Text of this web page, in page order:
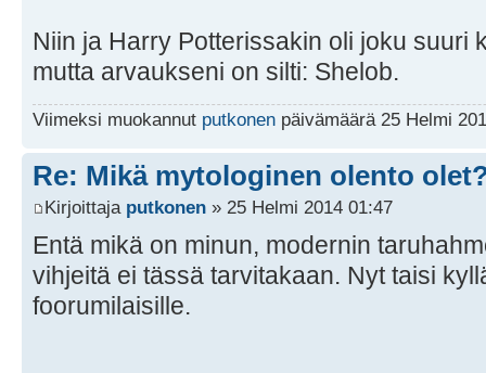
Niin ja Harry Potterissakin oli joku suuri
mutta arvaukseni on silti: Shelob.
Viimeksi muokannut putkonen päivämäärä 25 Helmi
Re: Mikä mytologinen olento
Kirjoittaja putkonen » 25 Helmi 2014 01:47
Entä mikä on minun, modernin
vihjeitä ei tässä tarvitakaan. Nyt taisi
foorumilaisille.